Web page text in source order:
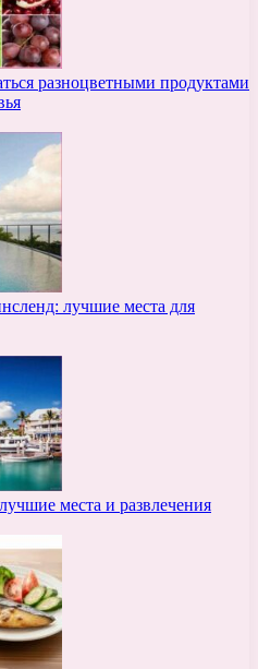
разноцветными продуктами
лучшие места для
места и развлечения